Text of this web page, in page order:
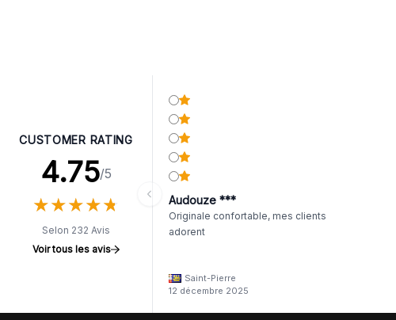
CUSTOMER RATING
4.75/5
★★★★★
★★★★★
Selon 232 Avis
Voir tous les avis
Audouze ***
Originale confortable, mes clients
adorent
Saint-Pierre
12 décembre 2025